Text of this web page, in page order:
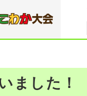
ました！